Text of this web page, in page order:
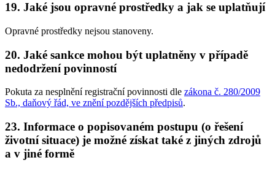
19. Jaké jsou opravné prostředky a jak se uplatňují
Opravné prostředky nejsou stanoveny.
20. Jaké sankce mohou být uplatněny v případě
nedodržení povinností
Pokuta za nesplnění registrační povinnosti dle zákona č. 280/2009
Sb., daňový řád, ve znění pozdějších předpisů.
23. Informace o popisovaném postupu (o řešení
životní situace) je možné získat také z jiných zdrojů
a v jiné formě